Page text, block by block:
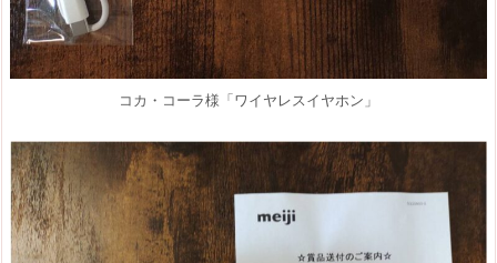
コカ・コーラ様「ワイヤレスイヤホン」